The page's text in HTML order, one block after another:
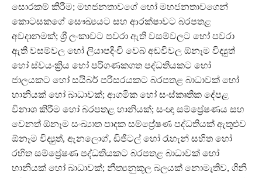
සොරකම් කිරීම; මහජනතාවගේ හෝ මහජනතාවගෙන්
කොටසකගේ සෞඛ්‍යයට සහ ආරක්ෂාවට බරපතළ
අවදානමක්; ශ්‍රී ලංකාවට පවරා ඇති වසම්වලට හෝ පවරා
ඇති වසම්වල හෝ ලියාපදිංචි වෙබ් අඩවිවල ඕනෑම විද්‍යුත්
හෝ ස්වයංක්‍රිය හෝ පරිගණකගත පද්ධතියකට හෝ
ජාලයකට හෝ සයිබර් පරිසරයකට බරපතළ බාධාවක් හෝ
හානියක් හෝ බාධාවක්; ආගමික හෝ සංස්කෘතික දේපළ
විනාශ කිරීම හෝ බරපතළ හානියක්; සංඥා සම්ප්‍රේෂණය සහ
වෙනත් ඕනෑම සංඛ්‍යාත පාදක සම්ප්‍රේෂණ පද්ධතියක් ඇතුළුව
ඕනෑම විද්‍යුත්, ඇනලොග්, ඩිජිටල් හෝ රැහැන් සහිත හෝ
රහිත සම්ප්‍රේෂණ පද්ධතියකට බරපතළ බාධාවක් හෝ
හානියක් හෝ බාධාවක්; නීත්‍යනුකූල බලයක් නොමැතිව, ගිනි